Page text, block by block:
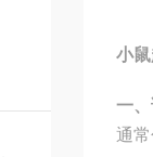
小
一
通